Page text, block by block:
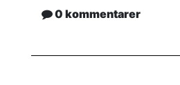
0 kommentarer